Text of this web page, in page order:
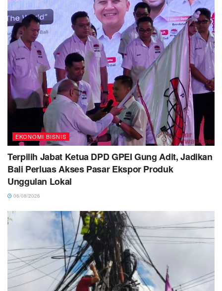
EKONOMI BISNIS
Terpilih Jabat Ketua DPD GPEI Gung Adit, Jadikan
Bali Perluas Akses Pasar Ekspor Produk
Unggulan Lokal
06/08/2026